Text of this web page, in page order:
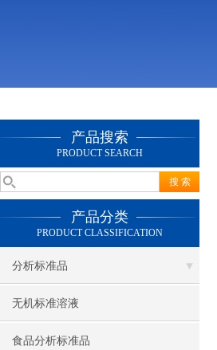
产品搜索
PRODUCT SEARCH
产品分类
PRODUCT CLASSIFICATION
分析标准品
无机标准溶液
食品分析标准品